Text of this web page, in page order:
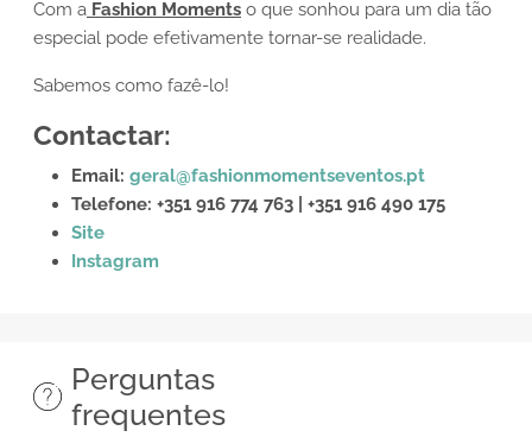
Com a Fashion Moments o que sonhou para um dia tão
especial pode efetivamente tornar-se realidade.
Sabemos como fazê-lo!
Contactar:
Email: geral@fashionmomentseventos.pt
Telefone: +351 916 774 763 | +351 916 490 175
Site
Instagram
Perguntas
frequentes